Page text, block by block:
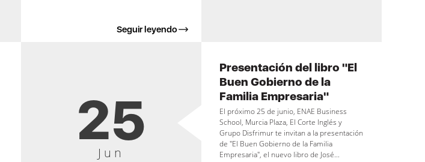
Seguir leyendo
25
Jun
Presentación del libro "El
Buen Gobierno de la
Familia Empresaria"
El próximo 25 de junio, ENAE Business
School, Murcia Plaza, El Corte Inglés y
Grupo Disfrimur te invitan a la presentación
de "El Buen Gobierno de la Familia
Empresaria", el nuevo libro de José...